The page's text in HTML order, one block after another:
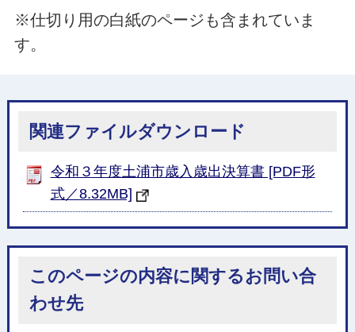
※仕切り用の白紙のページも含まれていま
す。
関連ファイルダウンロード
令和３年度土浦市歳入歳出決算書 [PDF形
式／8.32MB]
このページの内容に関するお問い合
わせ先